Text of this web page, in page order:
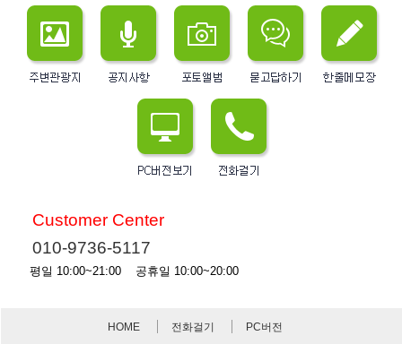
Customer Center
010-9736-5117
평일 10:00~21:00 공휴일 10:00~20:00
HOME 전화걸기 PC버전